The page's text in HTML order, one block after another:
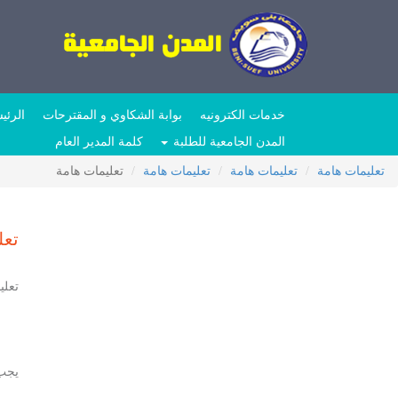
خدمات الكترونيه بوابة الشكاوي و المقترحات
المدن الجامعية للطلبة
كلمة المدير العام
تعليمات هامة تعليمات هامة تعليمات هامة تعليمات هامة